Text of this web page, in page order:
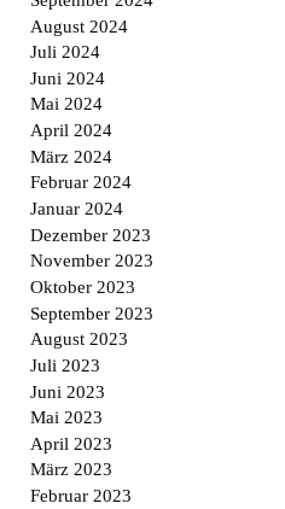
August 2024
Juli 2024
Juni 2024
Mai 2024
April 2024
März 2024
Februar 2024
Januar 2024
Dezember 2023
November 2023
Oktober 2023
September 2023
August 2023
Juli 2023
Juni 2023
Mai 2023
April 2023
März 2023
Februar 2023